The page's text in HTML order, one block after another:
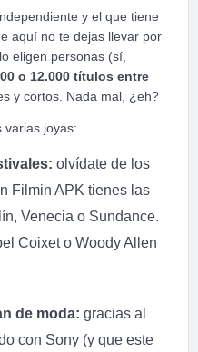
y el que tiene
aquí no te dejas llevar por
eligen personas (sí,
o 12.000 títulos entre
y cortos. Nada mal, ¿eh?
varias joyas:
olvídate de los
Filmin APK tienes las
Venecia o Sundance.
Coixet o Woody Allen
de moda: gracias al
con Sony (y que este